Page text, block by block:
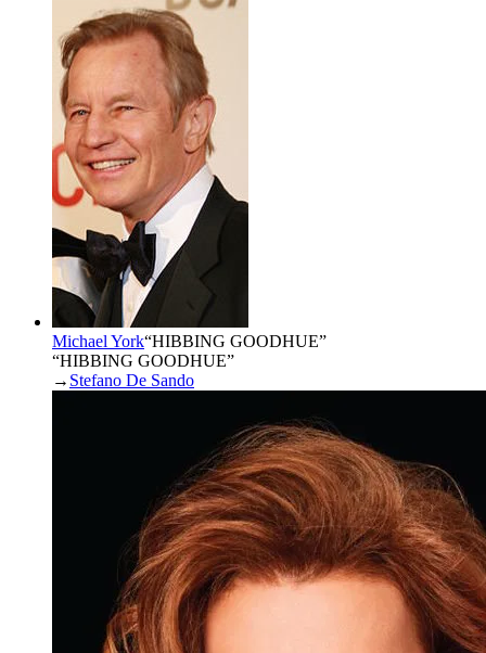
Michael York“HIBBING GOODHUE”
“HIBBING GOODHUE”
→ Stefano De Sando